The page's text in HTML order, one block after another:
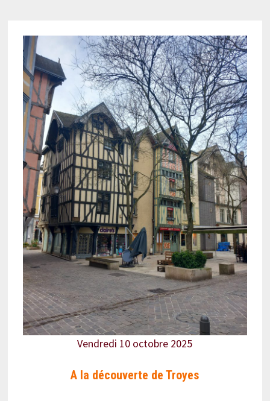
Vendredi 10 octobre 2025
A la découverte de Troyes